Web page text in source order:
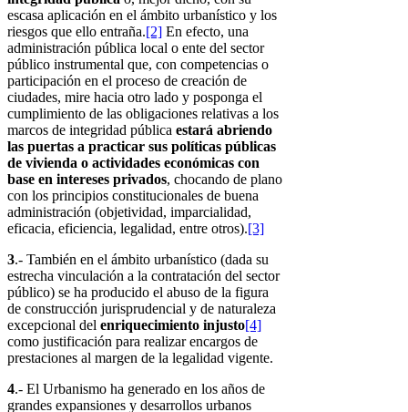
escasa aplicación en el ámbito urbanístico y los
riesgos que ello entraña.[2] En efecto, una
administración pública local o ente del sector
público instrumental que, con competencias o
participación en el proceso de creación de
ciudades, mire hacia otro lado y posponga el
cumplimiento de las obligaciones relativas a los
marcos de integridad pública estará abriendo
las puertas a practicar sus políticas públicas
de vivienda o actividades económicas con
base en intereses privados, chocando de plano
con los principios constitucionales de buena
administración (objetividad, imparcialidad,
eficacia, eficiencia, legalidad, entre otros).[3]
3.- También en el ámbito urbanístico (dada su
estrecha vinculación a la contratación del sector
público) se ha producido el abuso de la figura
de construcción jurisprudencial y de naturaleza
excepcional del enriquecimiento injusto[4]
como justificación para realizar encargos de
prestaciones al margen de la legalidad vigente.
4.- El Urbanismo ha generado en los años de
grandes expansiones y desarrollos urbanos